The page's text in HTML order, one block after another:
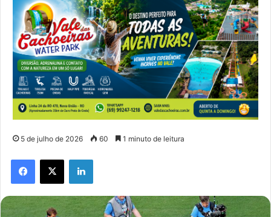
5 de julho de 2026 60 1 minuto de leitura
Facebook
X Linkedin